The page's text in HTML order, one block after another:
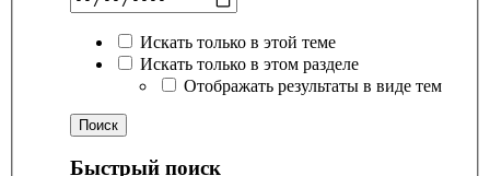
Искать только в этой теме
Искать только в этом разделе
Отображать результаты в виде тем
Быстрый поиск